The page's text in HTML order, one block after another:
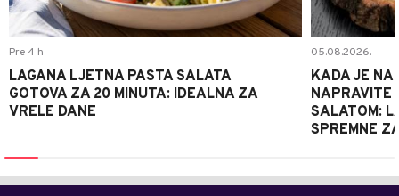
Pre 4 h
LAGANA LJETNA PASTA SALATA
GOTOVA ZA 20 MINUTA: IDEALNA ZA
VRELE DANE
05.08.2026.
KADA JE
NAPRAVITE
SALATOM:
SPREMNE